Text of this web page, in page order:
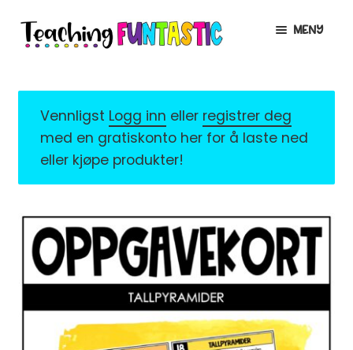
Hopp
til
Hopp
til
MENY
UNDERMENY
MIN KONTO
UNDERMENY
LISENSER
UTVID
UNDERMENY
TIPSHJØRNET
KURS
Vennligst Logg inn eller registrer deg
med en gratiskonto her for å laste ned
eller kjøpe produkter!